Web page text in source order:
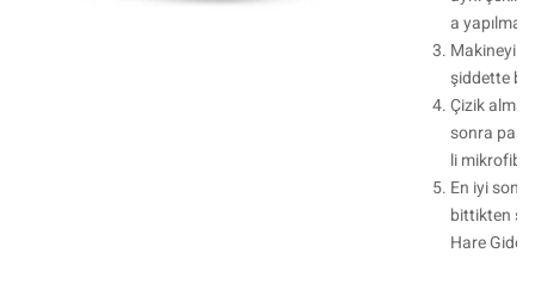
a
Makineyi
şiddette
Çizik alma
sonra
li
En iyi
bittikten
Hare